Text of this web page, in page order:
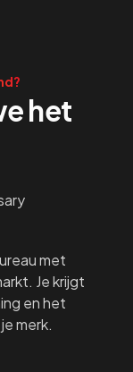
het
met
Je krijgt
en het
merk.